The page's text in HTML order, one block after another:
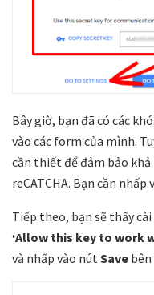
Bây giờ, bạn đã có các
vào các form của mình.
cần thiết để đảm bảo
reCATCHA. Bạn cần
Tiếp theo, bạn sẽ thấy
‘Allow this key to work
và nhấp vào nútSave bên